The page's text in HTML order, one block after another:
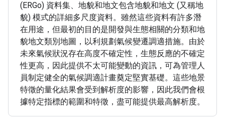
(ERGo) 資料集、地貌和地文包含地貌和地文 (又稱地
貌) 模式的詳細多尺度資料。雖然這些資料有許多潛
在用途，但最初的目的是開發與生態相關的分類和地
貌地文類別地圖，以利規劃氣候變遷調適措施。由於
未來氣候狀況存在高度不確定性，生態反應的不確定
性更高，因此提供不太可能變動的資訊，可為管理人
員制定健全的氣候調適計畫奠定堅實基礎。這些地景
特徵的量化結果會受到解析度的影響，因此我們會根
據特定指標的範圍和特徵，盡可能提供最高解析度。